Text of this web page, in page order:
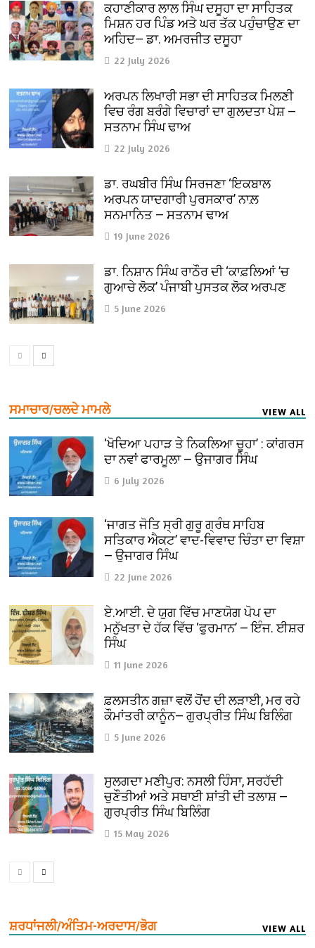
ਕਹਾਣੀਕਾਰ ਲਾਲ ਸਿੰਘ ਦਸੂਹਾ ਦਾ ਸਾਹਿਤਕ
ਮਿਸ਼ਨ ਹਰ ਪਿੰਡ ਅਤੇ ਘਰ ਤੱਕ ਪਹੁੰਚਾਉਣ ਦਾ
ਅਹਿਦ— ਡਾ. ਅਮਰਜੀਤ ਦਸੂਹਾ
22 July 2026
ਅਰਪਨ ਲਿਖਾਰੀ ਸਭਾ ਦੀ ਸਾਹਿਤਕ ਮਿਲਣੀ
ਵਿਚ ਰੰਗ ਬਰੰਗੇ ਵਿਚਾਰਾਂ ਦਾ ਗੁਲਦਤਾ ਪੇਸ਼ —
ਸਤਨਾਮ ਸਿੰਘ ਢਾਅ
22 July 2026
ਡਾ. ਰਘਬੀਰ ਸਿੰਘ ਸਿਰਜਣਾ ‘ਇਕਬਾਲ
ਅਰਪਨ ਯਾਦਗਾਰੀ ਪੁਰਸਕਾਰ’ ਨਾਲ਼
ਸਨਮਾਨਿਤ — ਸਤਨਾਮ ਢਾਅ
19 June 2026
ਡਾ. ਨਿਸ਼ਾਨ ਸਿੰਘ ਰਾਠੌਰ ਦੀ ‘ਕਾਫ਼ਲਿਆਂ ’ਚ
ਗੁਆਚੇ ਲੋਕ’ ਪੰਜਾਬੀ ਪੁਸਤਕ ਲੋਕ ਅਰਪਣ
5 June 2026
ਸਮਾਚਾਰ/ਚਲਦੇ ਮਾਮਲੇ VIEW ALL
‘ਖੋਦਿਆ ਪਹਾੜ ਤੇ ਨਿਕਲਿਆ ਚੂਹਾ’ : ਕਾਂਗਰਸ
ਦਾ ਨਵਾਂ ਫਾਰਮੂਲਾ — ਉਜਾਗਰ ਸਿੰਘ
6 July 2026
‘ਜਾਗਤ ਜੋਤਿ ਸ੍ਰੀ ਗੁਰੂ ਗ੍ਰੰਥ ਸਾਹਿਬ
ਸਤਿਕਾਰ ਐਕਟ’ ਵਾਦ-ਵਿਵਾਦ ਚਿੰਤਾ ਦਾ ਵਿਸ਼ਾ
— ਉਜਾਗਰ ਸਿੰਘ
22 June 2026
ਏ.ਆਈ. ਦੇ ਯੁਗ ਵਿੱਚ ਮਾਣਯੋਗ ਪੋਪ ਦਾ
ਮਨੁੱਖਤਾ ਦੇ ਹੱਕ ਵਿੱਚ ‘ਫੁਰਮਾਨ’ — ਇੰਜ. ਈਸ਼ਰ
ਸਿੰਘ
11 June 2026
ਫ਼ਲਸਤੀਨ ਗਜ਼ਾ ਵਲੋਂ ਹੋਂਦ ਦੀ ਲੜਾਈ, ਮਰ ਰਹੇ
ਕੌਮਾਂਤਰੀ ਕਾਨੂੰਨ— ਗੁਰਪ੍ਰੀਤ ਸਿੰਘ ਬਿਲਿੰਗ
5 June 2026
ਸੁਲਗਦਾ ਮਣੀਪੁਰ: ਨਸਲੀ ਹਿੰਸਾ, ਸਰਹੱਦੀ
ਚੁਣੌਤੀਆਂ ਅਤੇ ਸਥਾਈ ਸ਼ਾਂਤੀ ਦੀ ਤਲਾਸ਼ —
ਗੁਰਪ੍ਰੀਤ ਸਿੰਘ ਬਿਲਿੰਗ
15 May 2026
ਸ਼ਰਧਾਂਜਲੀ/ਅੰਤਿਮ-ਅਰਦਾਸ/ਭੋਗ VIEW ALL